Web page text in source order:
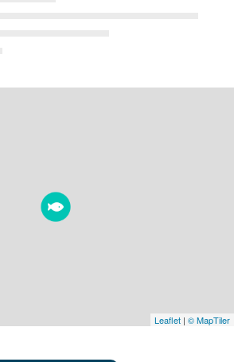
Leaflet | © MapTiler